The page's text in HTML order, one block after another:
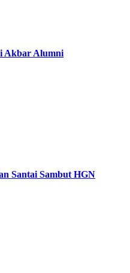
Akbar Alumni
Santai Sambut HGN